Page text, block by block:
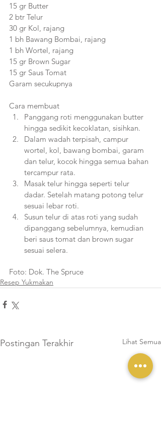
15 gr Butter
2 btr Telur
30 gr Kol, rajang
1 bh Bawang Bombai, rajang
1 bh Wortel, rajang
15 gr Brown Sugar
15 gr Saus Tomat
Garam secukupnya
Cara membuat
Panggang roti menggunakan butter
hingga sedikit kecoklatan, sisihkan.
Dalam wadah terpisah, campur
wortel, kol, bawang bombai, garam
dan telur, kocok hingga semua bahan
tercampur rata.
Masak telur hingga seperti telur
dadar. Setelah matang potong telur
sesuai lebar roti.
Susun telur di atas roti yang sudah
dipanggang sebelumnya, kemudian
beri saus tomat dan brown sugar
sesuai selera.
Foto: Dok. The Spruce
Resep Yukmakan
Postingan Terakhir Lihat Semua